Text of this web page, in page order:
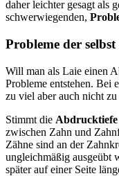
daher leichter gesagt als
schwerwiegenden,
Probleme der
Will man als Laie einen
Probleme entstehen. Bei
zu viel aber auch nicht
Stimmt die Abdrucktiefe
zwischen Zahn und
Zähne sind an der
ungleichmäßig ausgeübt
später auf einer Seite